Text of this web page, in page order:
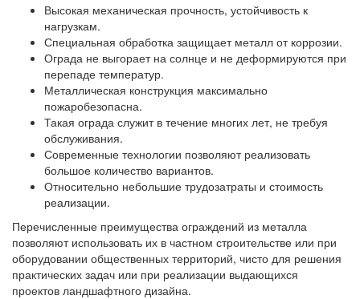
Высокая механическая прочность, устойчивость к
нагрузкам.
Специальная обработка защищает металл от коррозии.
Ограда не выгорает на солнце и не деформируются при
перепаде температур.
Металлическая конструкция максимально
пожаробезопасна.
Такая ограда служит в течение многих лет, не требуя
обслуживания.
Современные технологии позволяют реализовать
большое количество вариантов.
Относительно небольшие трудозатраты и стоимость
реализации.
Перечисленные преимущества ограждений из металла
позволяют использовать их в частном строительстве или при
оборудовании общественных территорий, чисто для решения
практических задач или при реализации выдающихся
проектов ландшафтного дизайна.